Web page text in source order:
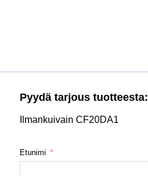
Pyydä tarjous tuotteesta:
Ilmankuivain CF20DA1
Etunimi